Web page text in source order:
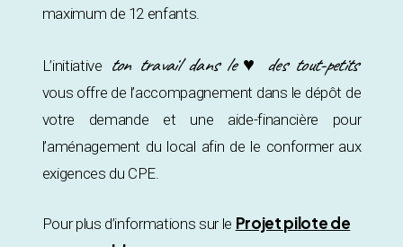
maximum de 12 enfants.
L’initiative ton travail dans le ♥ des tout-petits
vous offre de l’accompagnement dans le dépôt de
votre demande et une aide-financière pour
l’aménagement du local afin de le conformer aux
exigences du CPE.
Pour plus d’informations sur le Projet pilote de